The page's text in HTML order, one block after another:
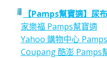
【Pamps幫寶適】尿布
家樂福 Pamps幫寶適
Yahoo 購物中心
Coupang 酷澎 Pamps